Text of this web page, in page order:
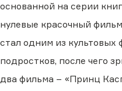
основанной на серии
нулевые красочный
стал одним из культовых
подростков, после чего
два фильма − «Принц